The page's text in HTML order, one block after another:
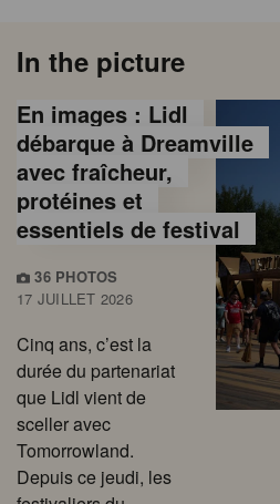
In the picture
En images : Lidl
débarque à Dreamville
avec fraîcheur,
protéines et
essentiels de festival
36 PHOTOS
17 JUILLET 2026
Cinq ans, c’est la
durée du partenariat
que Lidl vient de
sceller avec
Tomorrowland.
Depuis ce jeudi, les